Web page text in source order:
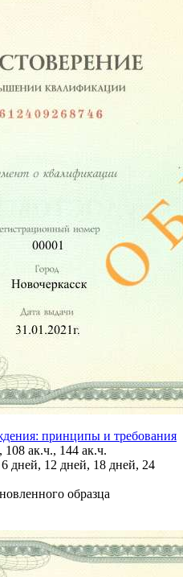
принципы и требования
108 ак.ч., 144 ак.ч.
дней, 12 дней, 18 дней, 24
образца